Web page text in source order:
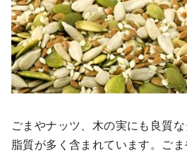
ごまやナッツ、木の実にも良質
脂質が多く含まれています。ご